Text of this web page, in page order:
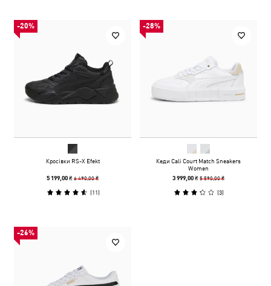
-20%
Кросівки RS-X Efekt
5 199,00 ₴6 490,00 ₴
(11)
-28%
Кеди Cali Court Match Sneakers
Women
3 999,00 ₴5 590,00 ₴
(3)
-26%